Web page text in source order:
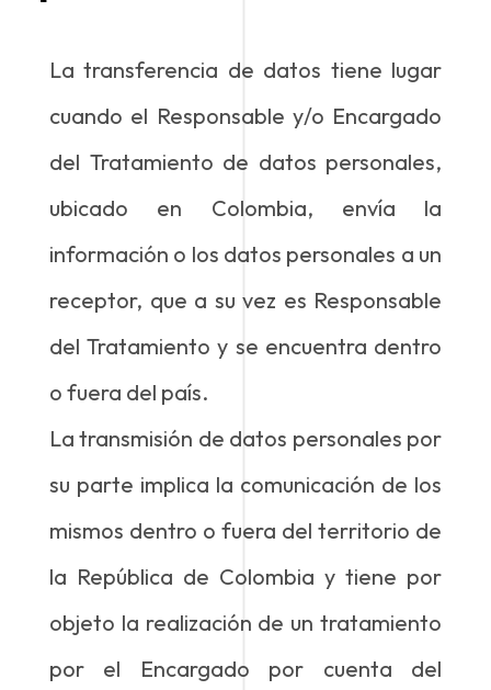
La transferencia de datos tiene lugar
cuando el Responsable y/o Encargado
del Tratamiento de datos personales,
ubicado en Colombia, envía la
información o los datos personales a un
receptor, que a su vez es Responsable
del Tratamiento y se encuentra dentro
o fuera del país.
La transmisión de datos personales por
su parte implica la comunicación de los
mismos dentro o fuera del territorio de
la República de Colombia y tiene por
objeto la realización de un tratamiento
por el Encargado por cuenta del